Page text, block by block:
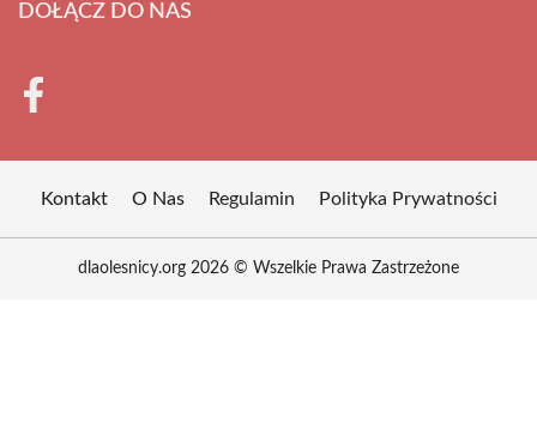
DOŁĄCZ DO NAS
Kontakt O Nas Regulamin Polityka Prywatności
dlaolesnicy.org 2026 © Wszelkie Prawa Zastrzeżone